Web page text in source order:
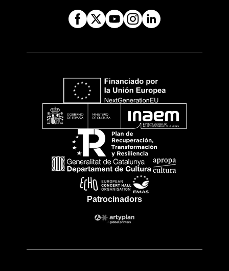
Patrocinadors